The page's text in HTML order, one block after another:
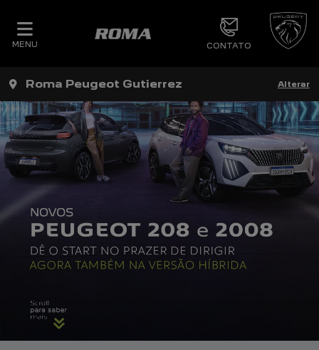
MENU CONTATO
Roma Peugeot Gutierrez Alterar